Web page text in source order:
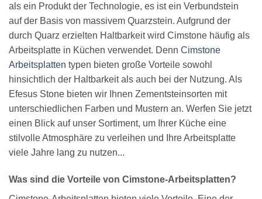
als ein Produkt der Technologie, es ist ein Verbundstein
auf der Basis von massivem Quarzstein. Aufgrund der
durch Quarz erzielten Haltbarkeit wird Cimstone häufig als
Arbeitsplatte in Küchen verwendet. Denn Cimstone
Arbeitsplatten typen bieten große Vorteile sowohl
hinsichtlich der Haltbarkeit als auch bei der Nutzung. Als
Efesus Stone bieten wir Ihnen Zementsteinsorten mit
unterschiedlichen Farben und Mustern an. Werfen Sie jetzt
einen Blick auf unser Sortiment, um Ihrer Küche eine
stilvolle Atmosphäre zu verleihen und Ihre Arbeitsplatte
viele Jahre lang zu nutzen...
Was sind die Vorteile von Cimstone-Arbeitsplatten?